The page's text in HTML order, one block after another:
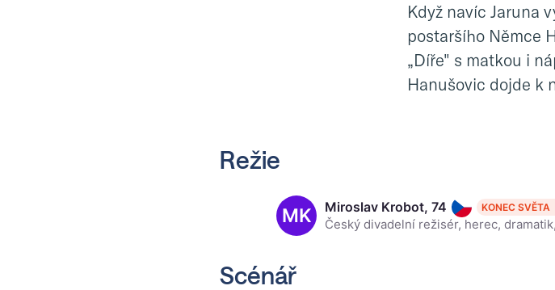
Když navíc Jaruna
postaršího Němce
„Díře" s matkou i
Hanušovic dojde k
Režie
MK Miroslav Krobot, 74 KONEC SVĚTA
Scénář